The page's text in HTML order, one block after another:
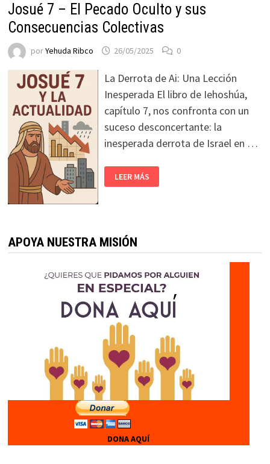
Josué 7 – El Pecado Oculto y sus
Consecuencias Colectivas
porYehuda Ribco 26/05/2025 0
La Derrota de Ai: Una Lección
Inesperada El libro de Iehoshúa,
capítulo 7, nos confronta con un
suceso desconcertante: la
inesperada derrota de Israel en …
LEER MÁS
APOYA NUESTRA MISIÓN
DONA AQUÍ